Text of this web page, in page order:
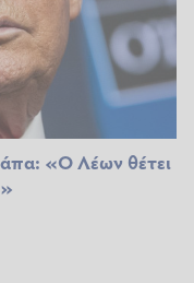
«Ο Λέων θέτει